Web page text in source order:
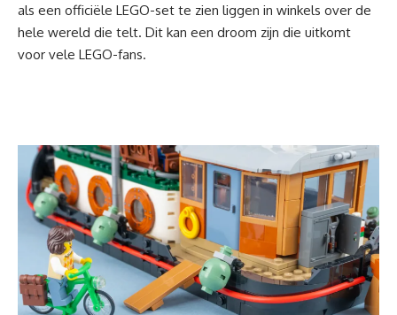
als een officiële LEGO-set te zien liggen in winkels over de
hele wereld die telt. Dit kan een droom zijn die uitkomt
voor vele LEGO-fans.